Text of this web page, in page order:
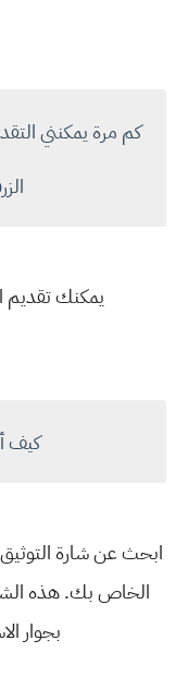
كم مرة يمكنني
يمكنك تقديم
كيف
ابحث عن شارة
الخاص بك. هذه
بجوار